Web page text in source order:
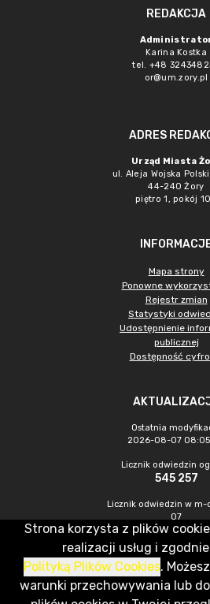
REDAKCJA
Karina Kostka
tel. +48
or@um.zory.pl
ADRES
Urząd Miasta
ul. Aleja Wojska
44-240 Żory
piętro 1, pokój
Mapa strony
Ponowne
Rejestr zmian
Statystyki
Udostępnienie
publicznej
Dostępność
Ostatnia
2026-08-07
Licznik odwiedzin
545 257
Licznik odwiedzin w m-
07
1 273
CMS & Hosting: Nefeni Sp. z o.o.
Strona korzysta z plików
realizacji usług i
Polityką Plików Cookies.
warunki przechowywania lub